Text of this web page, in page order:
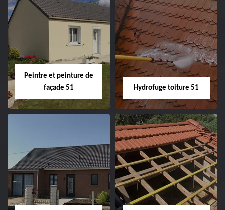
Peintre intérieur
Habillage planche
de rive 51
Peintre et peinture de
façade 51
Peintre et peinture
de façade 51
Hydrofuge toiture 51
Hydrofuge toiture
51